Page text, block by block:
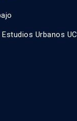
Urbanos UC